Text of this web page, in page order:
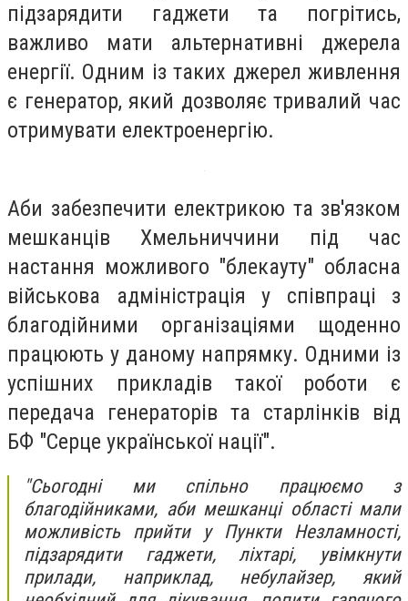
підзарядити гаджети та погрітись,
важливо мати альтернативні джерела
енергії. Одним із таких джерел живлення
є генератор, який дозволяє тривалий час
отримувати електроенергію.
Аби забезпечити електрикою та зв'язком
мешканців Хмельниччини під час
настання можливого "блекауту" обласна
військова адміністрація у співпраці з
благодійними організаціями щоденно
працюють у даному напрямку. Одними із
успішних прикладів такої роботи є
передача генераторів та старлінків від
БФ "Серце української нації".
"Сьогодні ми спільно працюємо з
благодійниками, аби мешканці області мали
можливість прийти у Пункти Незламності,
підзарядити гаджети, ліхтарі, увімкнути
прилади, наприклад, небулайзер, який